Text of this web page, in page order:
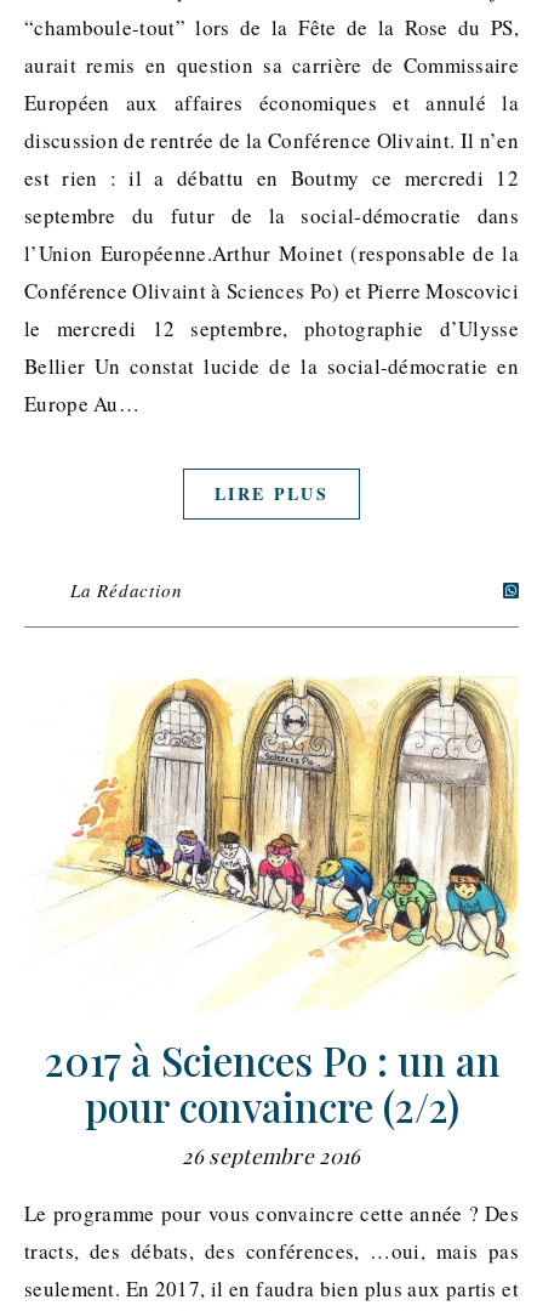
“chamboule-tout” lors de la Fête de la Rose du PS,
aurait remis en question sa carrière de Commissaire
Européen aux affaires économiques et annulé la
discussion de rentrée de la Conférence Olivaint. Il n’en
est rien : il a débattu en Boutmy ce mercredi 12
septembre du futur de la social-démocratie dans
l’Union Européenne.Arthur Moinet (responsable de la
Conférence Olivaint à Sciences Po) et Pierre Moscovici
le mercredi 12 septembre, photographie d’Ulysse
Bellier Un constat lucide de la social-démocratie en
Europe Au…
LIRE PLUS
La Rédaction
2017 à Sciences Po : un an
pour convaincre (2/2)
26 septembre 2016
Le programme pour vous convaincre cette année ? Des
tracts, des débats, des conférences, …oui, mais pas
seulement. En 2017, il en faudra bien plus aux partis et